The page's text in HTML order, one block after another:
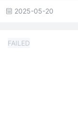
2025-05-20
FAILED